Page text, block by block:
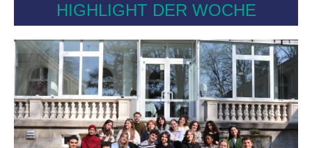
HIGHLIGHT DER WOCHE